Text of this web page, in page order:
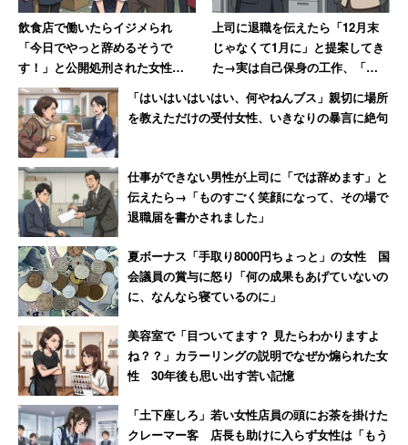
りますが「キャリコネニュース」と出典の明記をお願いし
ます。
キャリコネであの有名企業の「働きがい」
「年収」「残業」の実態を見る
＞＞有名企業の２０代平均年収・実態を見る
＞＞有名企業の３０代平均年収・実態を見る
＞＞人気職種別 最高年収ランキング
飲食店で働いたらイジメられ
「今日でやっと辞めるそうで
す！」と公開処刑された女性→
数か月、店が潰れて「ザマーミ
ロ！」
上司に退職を伝えたら「12月末
じゃなくて1月に」と提案してき
た→実は自己保身の工作、「セ
クハラ体質の上に卑怯者」と振
り返る女性
「はいはいはいはい、何やねんブス」親切に場所
を教えただけの受付女性、いきなりの暴言に絶句
仕事ができない男性が上司に「では辞めます」と
伝えたら→「ものすごく笑顔になって、その場で
退職届を書かされました」
夏ボーナス「手取り8000円ちょっと」の女性 国
会議員の賞与に怒り「何の成果もあげていないの
に、なんなら寝ているのに」
美容室で「目ついてます？ 見たらわかりますよ
ね？？」カラーリングの説明でなぜか煽られた女
性 30年後も思い出す苦い記憶
「土下座しろ」若い女性店員の頭にお茶を掛けた
クレーマー客 店長も助けに入らず女性は「もう